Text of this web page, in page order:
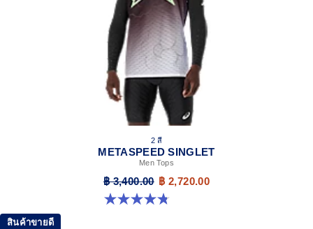
2 สี
METASPEED SINGLET
Men Tops
฿ 3,400.00 ฿ 2,720.00
4.8 จาก 5 ดาว 53 รีวิว
สินค้าขายดี